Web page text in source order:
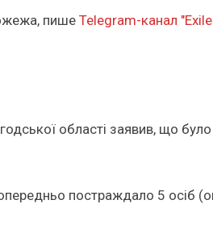
пише Telegram-канал
області заявив, що
постраждало 5 осіб